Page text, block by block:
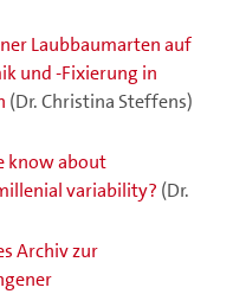
Laubbaumarten auf
und -Fixierung in
(Dr. Christina Steffens)
know about
variability? (Dr.
Archiv zur